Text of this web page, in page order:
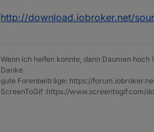
http://download.iobroker.net/
Wenn ich helfen konnte, dann Daumen hoch
Danke.
gute Forenbeiträge: https://
ScreenToGif :https://www.screentogif.com/